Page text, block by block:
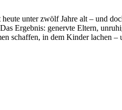
unter zwölf Jahre alt – und
Ergebnis: genervte Eltern,
schaffen, in dem Kinder lachen –